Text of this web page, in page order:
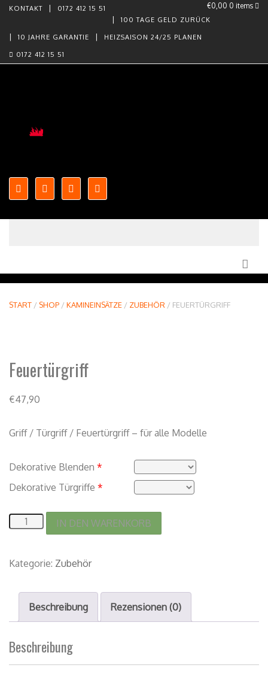
€0,00 0 items
KONTAKT
0172 412 15 51
100 TAGE GELD ZURÜCK
10 JAHRE GARANTIE HEIZSAISON 24/25 PLANEN
0172 412 15 51
START / SHOP / KAMINEINSÄTZE / ZUBEHÖR / FEUERTÜRGRIFF
Feuertürgriff
€47,90
Griff / Türgriff / Feuertürgriff – für alle Modelle
Dekorative Blenden *
Dekorative Türgriffe *
IN DEN WARENKORB
Kategorie: Zubehör
Beschreibung Rezensionen (0)
Beschreibung